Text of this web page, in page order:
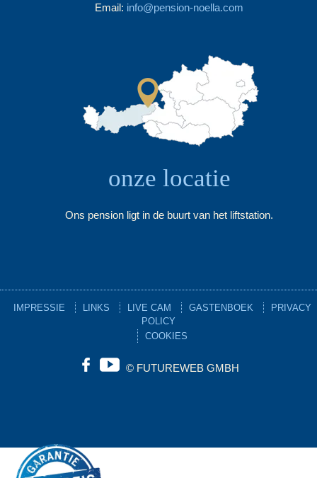
Email: info@pension-noella.com
onze locatie
Ons pension ligt in de buurt van het liftstation.
IMPRESSIE LINKS LIVE CAM GASTENBOEK
PRIVACY
POLICY
COOKIES
© FUTUREWEB GMBH